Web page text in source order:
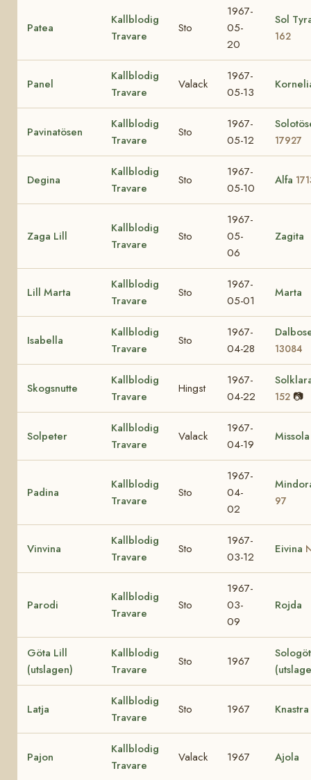
Patea
Kallblodig
Travare
Sto
1967-
05-
20
Sol
162
Panel
Kallblodig
Travare
Valack
1967-
05-13
Pavinatösen
Kallblodig
Travare
Sto
1967-
05-12
17927
Degina
Kallblodig
Travare
Sto
1967-
05-10
Alfa
Zaga Lill
Kallblodig
Travare
Sto
1967-
05-
06
Zagita
Lill Marta
Kallblodig
Travare
Sto
1967-
05-01
Marta
Isabella
Kallblodig
Travare
Sto
1967-
04-28
13084
Skogsnutte
Kallblodig
Travare
Hingst
1967-
04-22
152 📷
Solpeter
Kallblodig
Travare
Valack
1967-
04-19
Missola
Padina
Kallblodig
Travare
Sto
1967-
04-
02
97
Vinvina
Kallblodig
Travare
Sto
1967-
03-12
Eivina
Parodi
Kallblodig
Travare
Sto
1967-
03-
09
Rojda
Göta Lill
(utslagen)
Kallblodig
Travare
Sto 1967
Latja
Kallblodig
Travare
Sto 1967 Knastra
Pajon
Kallblodig
Travare
Valack 1967 Ajola